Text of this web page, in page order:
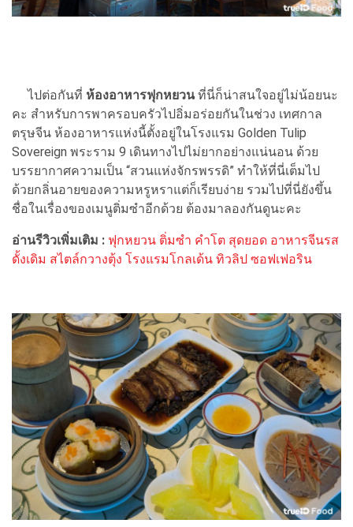
ไปต่อกันที่ ห้องอาหารฟุกหยวนที่นี่ก็น่าสนใจอยู่ไม่น้อยนะ
คะ สำหรับการพาครอบครัวไปอิ่มอร่อยกันในช่วง เทศกาล
ตรุษจีน ห้องอาหารแห่งนี้ตั้งอยู่ในโรงแรม Golden Tulip
Sovereign พระราม 9 เดินทางไปไม่ยากอย่างแน่นอน ด้วย
บรรยากาศความเป็น “สวนแห่งจักรพรรดิ” ทำให้ที่นี่เต็มไป
ด้วยกลิ่นอายของความหรูหราแต่ก็เรียบง่าย รวมไปที่นี่ยังขึ้น
ชื่อในเรื่องของเมนูติ่มซำอีกด้วย ต้องมาลองกันดูนะคะ
อ่านรีวิวเพิ่มเติม : ฟุกหยวน ติ่มซำ คำโต สุดยอด อาหารจีนรส
ดั้งเดิม สไตล์กวางตุ้ง โรงแรมโกลเด้น ทิวลิป ซอฟเฟอริน